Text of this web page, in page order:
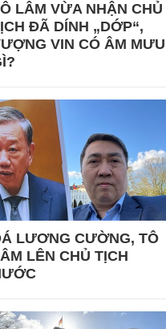
LÂM VỪA NHẬN CHỦ
ĐÃ DÍNH „DỚP“,
VIN CÓ ÂM MƯU
LƯƠNG CƯỜNG, TÔ
LÊN CHỦ TỊCH